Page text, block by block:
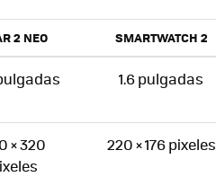
2 NEO SMARTWATCH 2
1.6 pulgadas
× 320
220 × 176 pixeles